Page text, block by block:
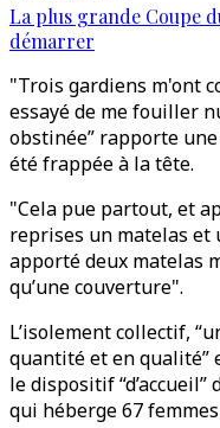
La plus grande Coupe
démarrer
"Trois gardiens m'ont
essayé de me fouiller
obstinée” rapporte
été frappée à la tête.
"Cela pue partout, et
reprises un matelas et
apporté deux matelas
qu’une couverture".
L’isolement collectif,
quantité et en qualité”
le dispositif
qui héberge 67